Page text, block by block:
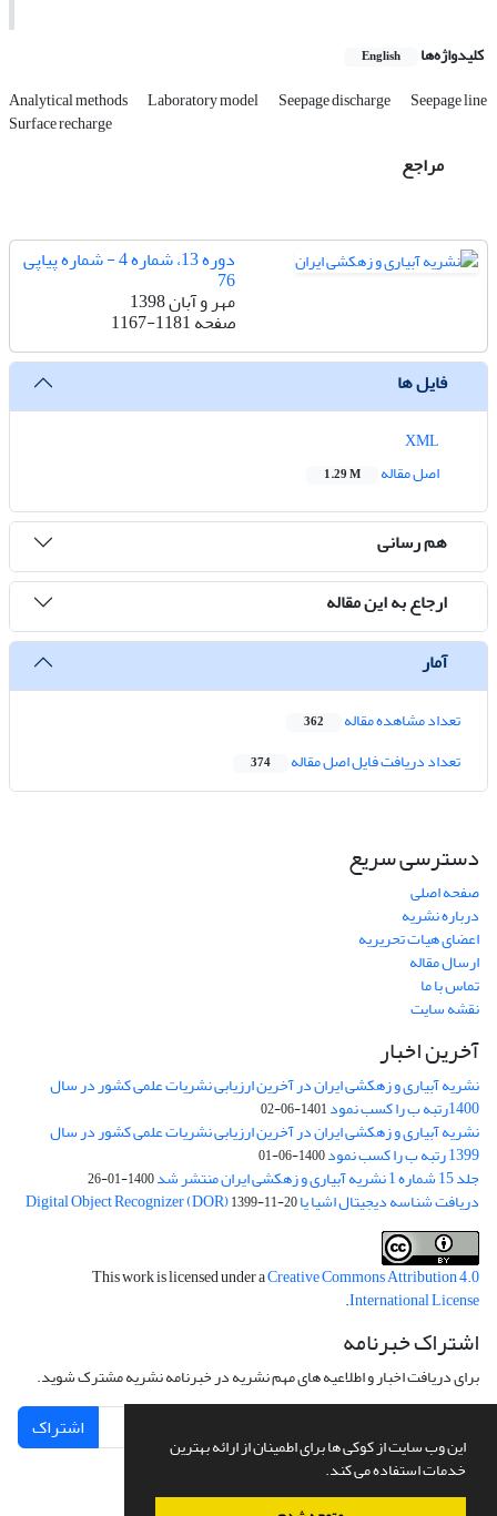
این وب سایت از کوکی ها برای اطمینان از ارائه بهترین
خدمات استفاده می کند.
کلیدواژه‌ها English
Analytical methods Laboratory model Seepage discharge Seepage line
Surface recharge
مراجع
دوره 13، شماره 4 - شماره پیاپی
76
مهر و آبان 1398
صفحه1167-1181
فایل ها
اصل مقاله
1.29 M
هم رسانی
ارجاع به این مقاله
آمار
تعداد مشاهده مقاله 362
تعداد دریافت فایل اصل مقاله 374
دسترسی سریع
صفحه اصلی
درباره نشریه
اعضای هیات تحریریه
ارسال مقاله
تماس با ما
نقشه سایت
آخرین اخبار
نشریه آبیاری و زهکشی ایران در آخرین ارزیابی نشریات علمی کشور در سال
1400رتبه ب را کسب نمود 1401-06-02
نشریه آبیاری و زهکشی ایران در آخرین ارزیابی نشریات علمی کشور در سال
1399 رتبه ب را کسب نمود 1400-06-01
جلد 15 شماره 1 نشریه آبیاری و زهکشی ایران منتشر شد 1400-01-26
دریافت شناسه دیجیتال اشیا یا Digital Object Recognizer (DOR)1399-11-20
This work is licensed under aCreative Commons Attribution 4.0
International License
.
اشتراک خبرنامه
برای دریافت اخبار و اطلاعیه های مهم نشریه در خبرنامه نشریه مشترک شوید.
اشتراک